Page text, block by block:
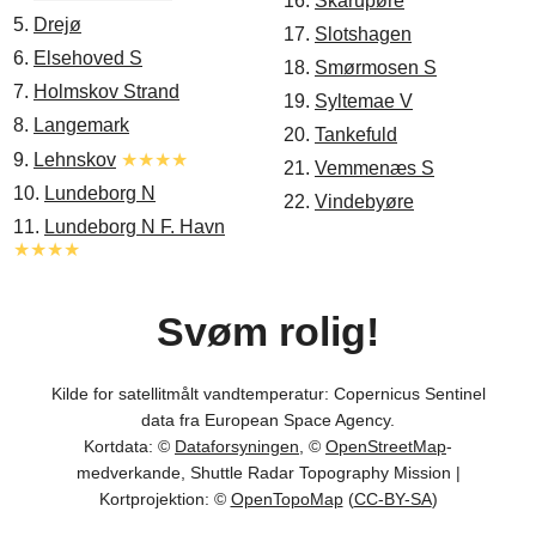
5. Drejø
6. Elsehoved S
7. Holmskov Strand
8. Langemark
9. Lehnskov ★★★★
10. Lundeborg N
11. Lundeborg N F. Havn
★★★★
17. Slotshagen
18. Smørmosen S
19. Syltemae V
20. Tankefuld
21. Vemmenæs S
22. Vindebyøre
Svøm rolig!
Kilde for satellitmålt vandtemperatur: Copernicus Sentinel
data fra European Space Agency.
Kortdata: © Dataforsyningen , © OpenStreetMap-
medverkande, Shuttle Radar Topography Mission |
Kortprojektion: © OpenTopoMap(CC-BY-SA)